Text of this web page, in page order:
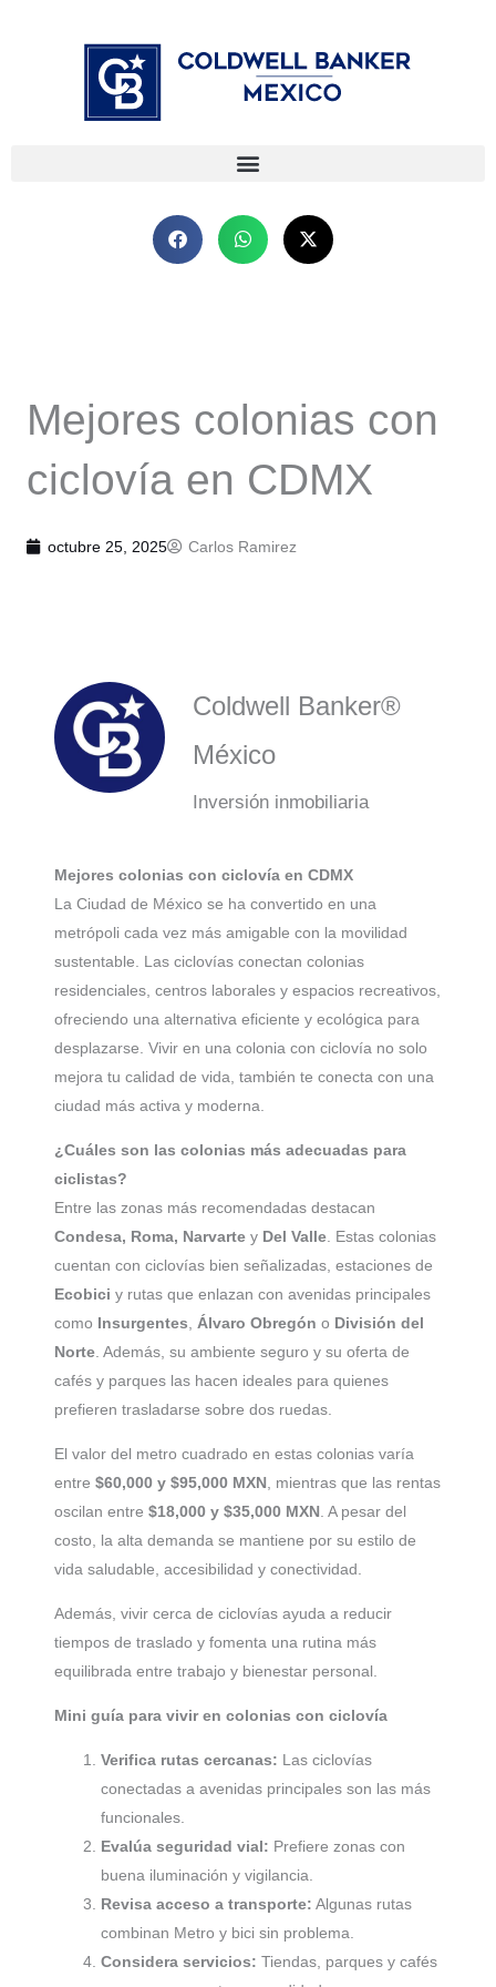
Mejores colonias con
ciclovía en CDMX
octubre 25, 2025 Carlos Ramirez
Coldwell Banker®
México
Inversión inmobiliaria
Mejores colonias con ciclovía en CDMX
La Ciudad de México se ha convertido en una
metrópoli cada vez más amigable con la movilidad
sustentable. Las ciclovías conectan colonias
residenciales, centros laborales y espacios recreativos,
ofreciendo una alternativa eficiente y ecológica para
desplazarse. Vivir en una colonia con ciclovía no solo
mejora tu calidad de vida, también te conecta con una
ciudad más activa y moderna.
¿Cuáles son las colonias más adecuadas para
ciclistas?
Entre las zonas más recomendadas destacan
Condesa, Roma, Narvarte y Del Valle. Estas colonias
cuentan con ciclovías bien señalizadas, estaciones de
Ecobici y rutas que enlazan con avenidas principales
como Insurgentes, Álvaro Obregón o División del
Norte. Además, su ambiente seguro y su oferta de
cafés y parques las hacen ideales para quienes
prefieren trasladarse sobre dos ruedas.
El valor del metro cuadrado en estas colonias varía
entre $60,000 y $95,000 MXN, mientras que las rentas
oscilan entre $18,000 y $35,000 MXN. A pesar del
costo, la alta demanda se mantiene por su estilo de
vida saludable, accesibilidad y conectividad.
Además, vivir cerca de ciclovías ayuda a reducir
tiempos de traslado y fomenta una rutina más
equilibrada entre trabajo y bienestar personal.
Mini guía para vivir en colonias con ciclovía
Verifica rutas cercanas: Las ciclovías
conectadas a avenidas principales son las más
funcionales.
Evalúa seguridad vial: Prefiere zonas con
buena iluminación y vigilancia.
Revisa acceso a transporte: Algunas rutas
combinan Metro y bici sin problema.
Considera servicios: Tiendas, parques y cafés